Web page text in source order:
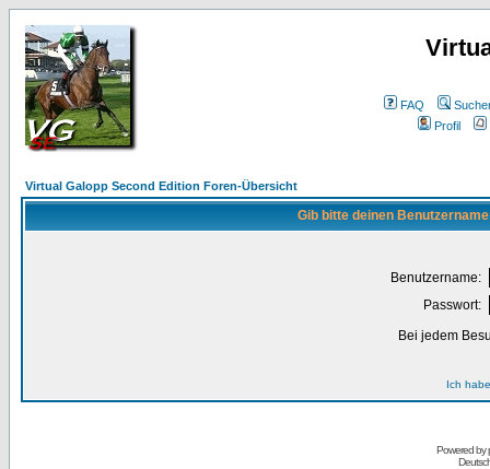
FAQ
Profil
Virtual Galopp Second Edition Foren-Übersicht
Gib bitte deinen
Benutzername:
Passwort:
Bei jedem
Ich
Powered by